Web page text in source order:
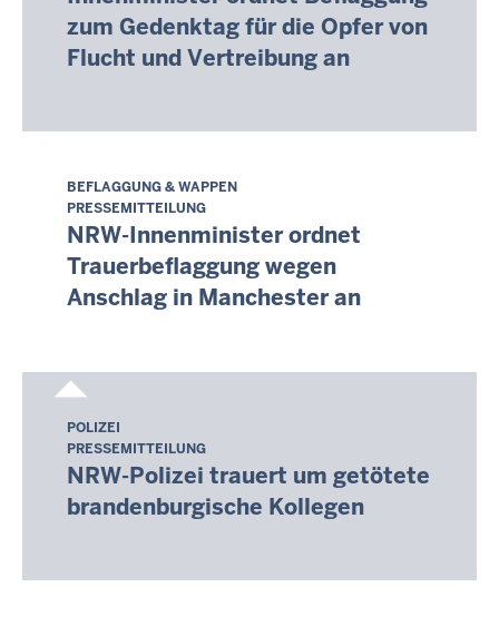
August
2026
-
zum Gedenktag für die Opfer von
Flucht und Vertreibung an
Donnerstag,
6.
August
2026
-
BEFLAGGUNG & WAPPEN
PRESSEMITTEILUNG
NRW-Innenminister ordnet
Trauerbeflaggung wegen
Anschlag in Manchester an
Donnerstag,
6.
August
2026
POLIZEI
PRESSEMITTEILUNG
NRW-Polizei trauert um getötete
brandenburgische Kollegen